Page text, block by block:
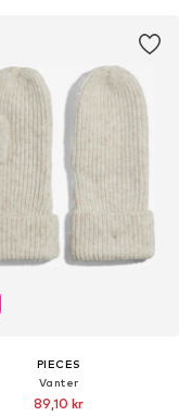
PIECES
Vanter
89,10 kr